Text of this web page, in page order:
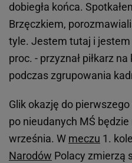
dobiegła końca.
Brzęczkiem,
tyle. Jestem tutaj i
proc. - przyznał piłkarz
podczas zgrupowania
Glik okazję do
po nieudanych MŚ będzie
września. W meczu 1.
Narodów Polacy zmierzą